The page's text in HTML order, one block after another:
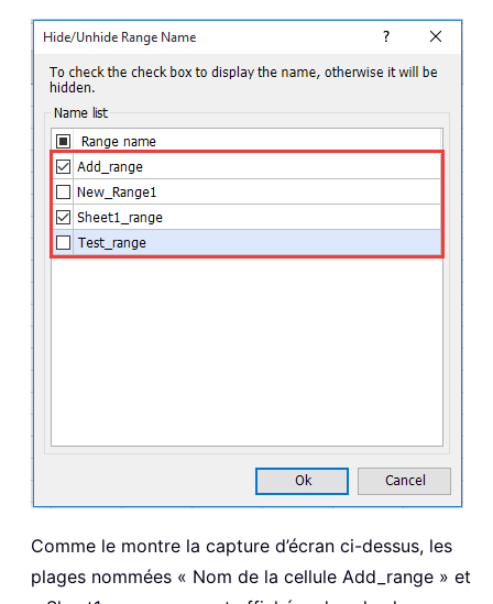
Comme le montre la capture d’écran ci-dessus, les
plages nommées « Nom de la cellule Add_range » et